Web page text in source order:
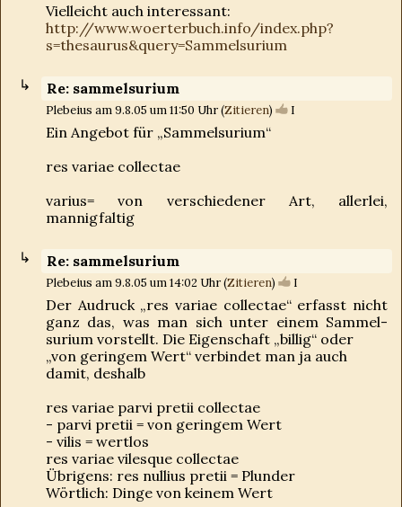
Vielleicht auch interessant:
http://www.woerterbuch.info/index.php?
s=thesaurus&query=Sammelsurium
Re: sammelsurium
Plebeius am 9.8.05 um 11:50 Uhr (Zitieren) I
Ein Angebot für „Sammelsurium“
res variae collectae
varius= von verschiedener Art, allerlei,
mannigfaltig
Re: sammelsurium
Plebeius am 9.8.05 um 14:02 Uhr (Zitieren) I
Der Audruck „res variae collectae“ erfasst nicht
ganz das, was man sich unter einem Sammel-
surium vorstellt. Die Eigenschaft „billig“ oder
„von geringem Wert“ verbindet man ja auch
damit, deshalb
res variae parvi pretii collectae
- parvi pretii = von geringem Wert
- vilis = wertlos
res variae vilesque collectae
Übrigens: res nullius pretii = Plunder
Wörtlich: Dinge von keinem Wert